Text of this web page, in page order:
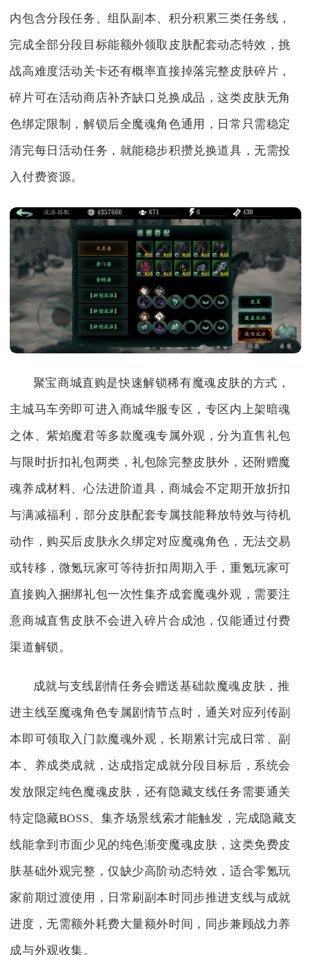
内包含分段任务、组队副本、积分积累三类任务线，
完成全部分段目标能额外领取皮肤配套动态特效，挑
战高难度活动关卡还有概率直接掉落完整皮肤碎片，
碎片可在活动商店补齐缺口兑换成品，这类皮肤无角
色绑定限制，解锁后全魔魂角色通用，日常只需稳定
清完每日活动任务，就能稳步积攒兑换道具，无需投
入付费资源。
聚宝商城直购是快速解锁稀有魔魂皮肤的方式，
主城马车旁即可进入商城华服专区，专区内上架暗魂
之体、紫焰魔君等多款魔魂专属外观，分为直售礼包
与限时折扣礼包两类，礼包除完整皮肤外，还附赠魔
魂养成材料、心法进阶道具，商城会不定期开放折扣
与满减福利，部分皮肤配套专属技能释放特效与待机
动作，购买后皮肤永久绑定对应魔魂角色，无法交易
或转移，微氪玩家可等待折扣周期入手，重氪玩家可
直接购入捆绑礼包一次性集齐成套魔魂外观，需要注
意商城直售皮肤不会进入碎片合成池，仅能通过付费
渠道解锁。
成就与支线剧情任务会赠送基础款魔魂皮肤，推
进主线至魔魂角色专属剧情节点时，通关对应列传副
本即可领取入门款魔魂外观，长期累计完成日常、副
本、养成类成就，达成指定成就分段目标后，系统会
发放限定纯色魔魂皮肤，还有隐藏支线任务需要通关
特定隐藏BOSS、集齐场景线索才能触发，完成隐藏支
线能拿到市面少见的纯色渐变魔魂皮肤，这类免费皮
肤基础外观完整，仅缺少高阶动态特效，适合零氪玩
家前期过渡使用，日常刷副本时同步推进支线与成就
进度，无需额外耗费大量额外时间，同步兼顾战力养
成与外观收集。